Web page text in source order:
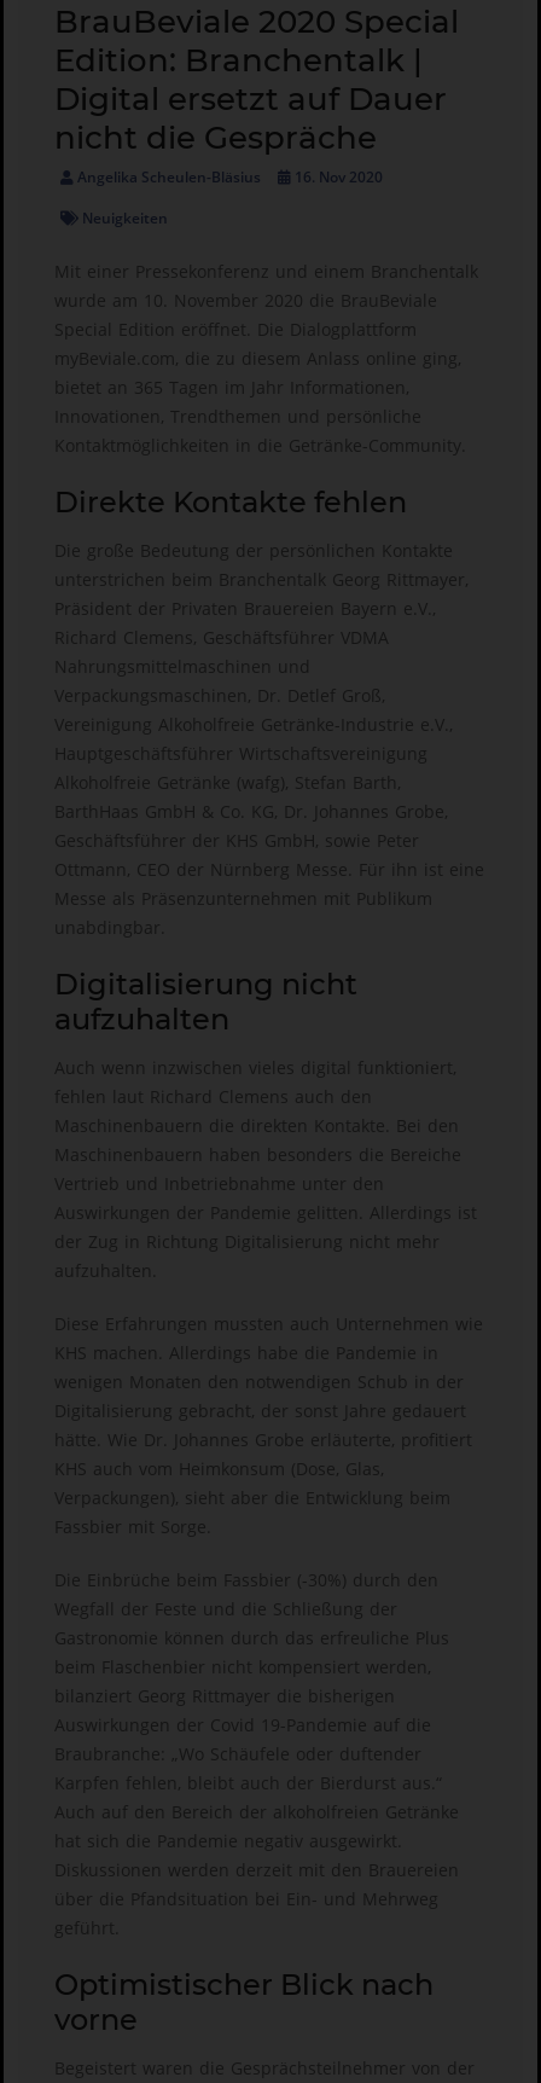
BrauBeviale 2020 Special
Edition: Branchentalk |
Digital ersetzt auf Dauer
nicht die Gespräche
Angelika Scheulen-Bläsius
16. Nov 2020
Neuigkeiten
Mit einer Pressekonferenz und einem Branchentalk
wurde am 10. November 2020 die BrauBeviale
Special Edition eröffnet. Die Dialogplattform
myBeviale.com, die zu diesem Anlass online ging,
bietet an 365 Tagen im Jahr Informationen,
Innovationen, Trendthemen und persönliche
Kontaktmöglichkeiten in die Getränke-Community.
Direkte Kontakte fehlen
Die große Bedeutung der persönlichen Kontakte
unterstrichen beim Branchentalk Georg Rittmayer,
Präsident der Privaten Brauereien Bayern e.V.,
Richard Clemens, Geschäftsführer VDMA
Nahrungsmittelmaschinen und
Verpackungsmaschinen, Dr. Detlef Groß,
Vereinigung Alkoholfreie Getränke-Industrie e.V.,
Hauptgeschäftsführer Wirtschaftsvereinigung
Alkoholfreie Getränke (wafg), Stefan Barth,
BarthHaas GmbH & Co. KG, Dr. Johannes Grobe,
Geschäftsführer der KHS GmbH, sowie Peter
Ottmann, CEO der Nürnberg Messe. Für ihn ist eine
Messe als Präsenzunternehmen mit Publikum
unabdingbar.
Digitalisierung nicht
aufzuhalten
Auch wenn inzwischen vieles digital funktioniert,
fehlen laut Richard Clemens auch den
Maschinenbauern die direkten Kontakte. Bei den
Maschinenbauern haben besonders die Bereiche
Vertrieb und Inbetriebnahme unter den
Auswirkungen der Pandemie gelitten. Allerdings ist
der Zug in Richtung Digitalisierung nicht mehr
aufzuhalten.
Diese Erfahrungen mussten auch Unternehmen wie
KHS machen. Allerdings habe die Pandemie in
wenigen Monaten den notwendigen Schub in der
Digitalisierung gebracht, der sonst Jahre gedauert
hätte. Wie Dr. Johannes Grobe erläuterte, profitiert
KHS auch vom Heimkonsum (Dose, Glas,
Verpackungen), sieht aber die Entwicklung beim
Fassbier mit Sorge.
Die Einbrüche beim Fassbier (-30%) durch den
Wegfall der Feste und die Schließung der
Gastronomie können durch das erfreuliche Plus
beim Flaschenbier nicht kompensiert werden,
bilanziert Georg Rittmayer die bisherigen
Auswirkungen der Covid 19-Pandemie auf die
Braubranche: „Wo Schäufele oder duftender
Karpfen fehlen, bleibt auch der Bierdurst aus.“
Auch auf den Bereich der alkoholfreien Getränke
hat sich die Pandemie negativ ausgewirkt.
Diskussionen werden derzeit mit den Brauereien
über die Pfandsituation bei Ein- und Mehrweg
geführt.
Optimistischer Blick nach
vorne
Begeistert waren die Gesprächsteilnehmer von der